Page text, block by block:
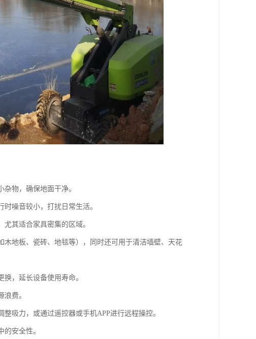
物，确保地面干净。
噪音较小，打扰日常生活。
其适合家具密集的区域。
地板、瓷砖、地毯等），同时还可用于清洁墙壁、天花
，延长设备使用寿命。
费。
吸力，或通过遥控器或手机APP进行远程操控。
安全性。